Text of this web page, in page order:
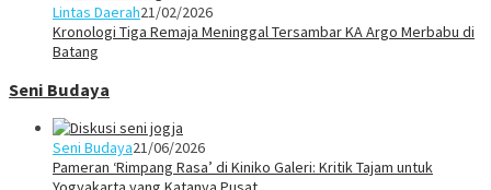
Lintas Daerah21/02/2026
Kronologi Tiga Remaja Meninggal Tersambar KA Argo Merbabu di
Batang
Seni Budaya
Seni Budaya21/06/2026
Pameran ‘Rimpang Rasa’ di Kiniko Galeri: Kritik Tajam untuk